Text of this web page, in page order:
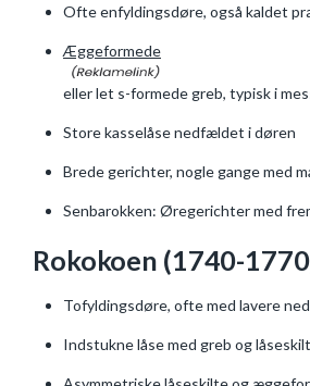
Ofte enfyldingsdøre, også kaldet
Æggeformede
eller let s-formede greb, typisk i
Store kasselåse nedfældet i døren
Brede gerichter, nogle gange med
Senbarokken: Øregerichter med
Rokokoen (1740-
Tofyldingsdøre, ofte med lavere
Indstukne låse med greb og